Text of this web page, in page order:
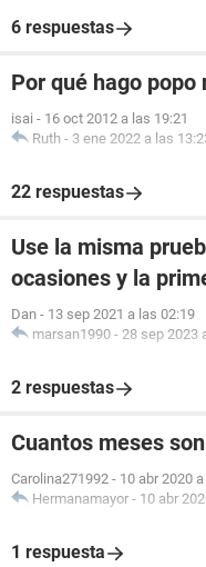
6 respuestas
Por qué hago
isai - 16 oct 2012 a las 19:21
Ruth - 3 ene 2022 a las
22 respuestas
Use la misma
ocasiones y la
Dan - 13 sep 2021 a las 02:19
marsan1990 - 28 sep 2023
2 respuestas
Cuantos meses
Carolina271992 - 10 abr 2020
Hermanamayor - 10 abr
1 respuesta